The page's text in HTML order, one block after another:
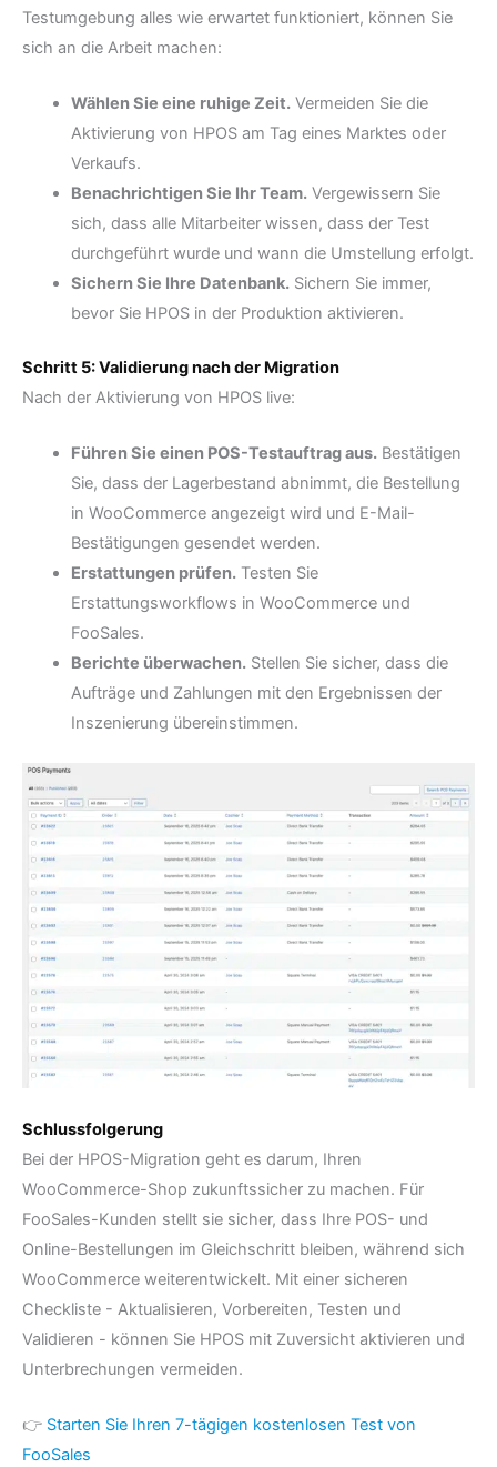
Testumgebung alles wie erwartet funktioniert, können Sie
sich an die Arbeit machen:
Wählen Sie eine ruhige Zeit.Vermeiden Sie die
Aktivierung von HPOS am Tag eines Marktes oder
Verkaufs.
Benachrichtigen Sie Ihr Team.Vergewissern Sie
sich, dass alle Mitarbeiter wissen, dass der Test
durchgeführt wurde und wann die Umstellung erfolgt.
Sichern Sie Ihre Datenbank.Sichern Sie immer,
bevor Sie HPOS in der Produktion aktivieren.
Schritt 5: Validierung nach der Migration
Nach der Aktivierung von HPOS live:
Führen Sie einen POS-Testauftrag aus.Bestätigen
Sie, dass der Lagerbestand abnimmt, die Bestellung
in WooCommerce angezeigt wird und E-Mail-
Bestätigungen gesendet werden.
Erstattungen prüfen.Testen Sie
Erstattungsworkflows in WooCommerce und
FooSales.
Berichte überwachen.Stellen Sie sicher, dass die
Aufträge und Zahlungen mit den Ergebnissen der
Inszenierung übereinstimmen.
Schlussfolgerung
Bei der HPOS-Migration geht es darum, Ihren
WooCommerce-Shop zukunftssicher zu machen. Für
FooSales-Kunden stellt sie sicher, dass Ihre POS- und
Online-Bestellungen im Gleichschritt bleiben, während sich
WooCommerce weiterentwickelt. Mit einer sicheren
Checkliste - Aktualisieren, Vorbereiten, Testen und
Validieren - können Sie HPOS mit Zuversicht aktivieren und
Unterbrechungen vermeiden.
👉 Starten Sie Ihren 7-tägigen kostenlosen Test von
FooSales